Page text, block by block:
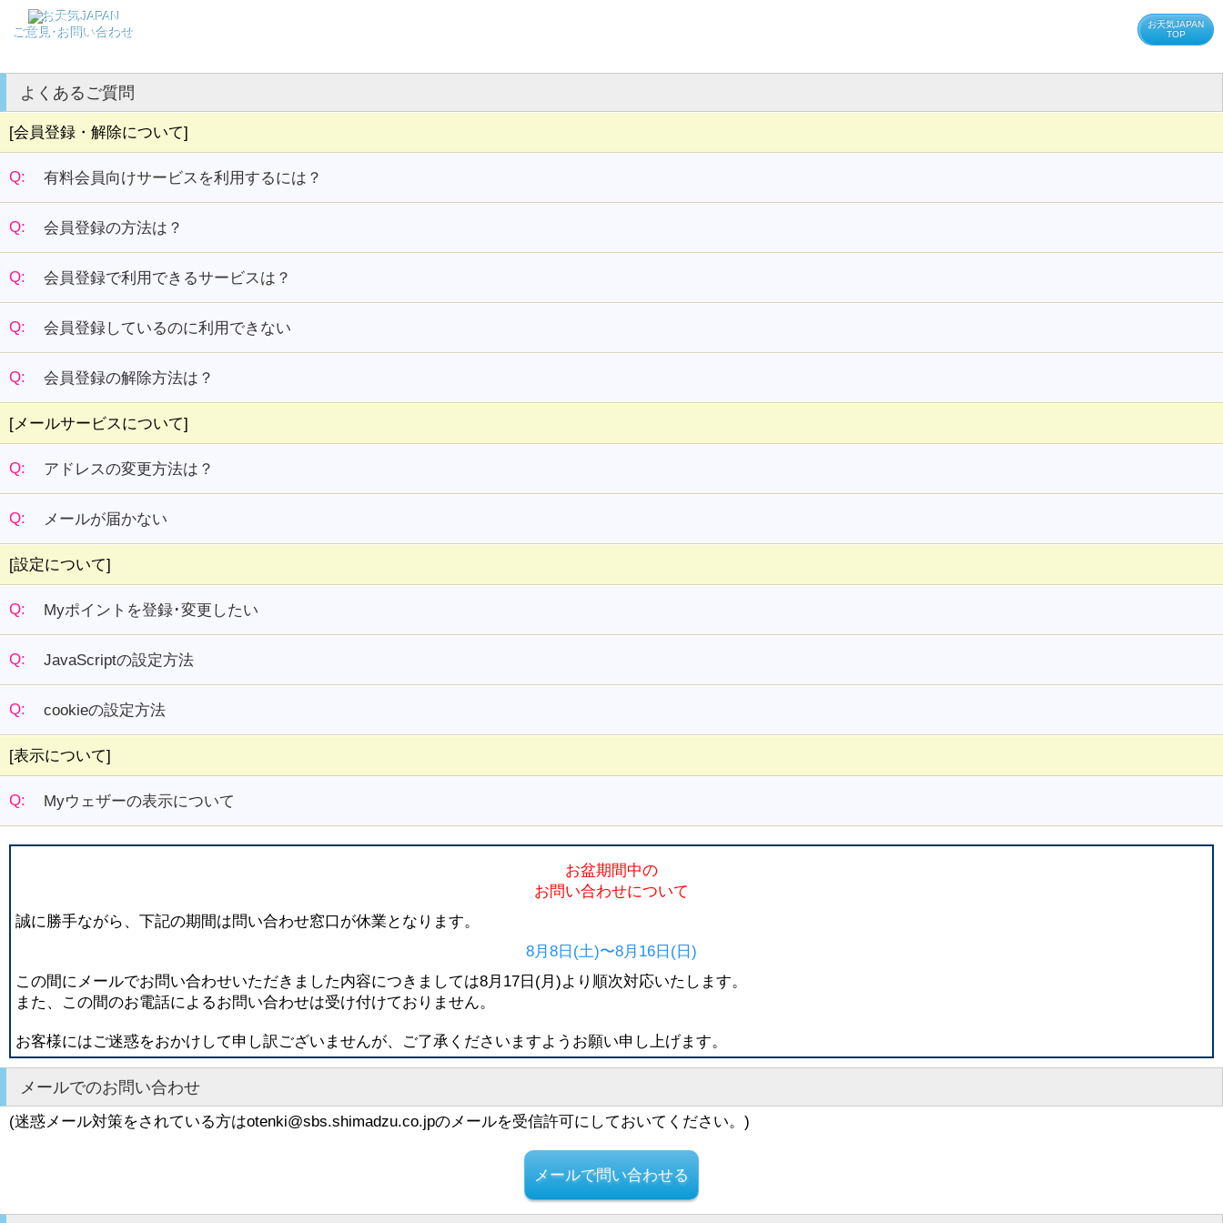
ご意見･お問い合わせ
お天気JAPAN
TOP
よくあるご質問
[会員登録・解除について]
Q: 有料会員向けサービスを利用するには？
Q: 会員登録の方法は？
Q: 会員登録で利用できるサービスは？
Q: 会員登録しているのに利用できない
Q: 会員登録の解除方法は？
[メールサービスについて]
Q: アドレスの変更方法は？
Q: メールが届かない
[設定について]
Q: Myポイントを登録･変更したい
Q: JavaScriptの設定方法
Q: cookieの設定方法
[表示について]
Q: Myウェザーの表示について
お盆期間中の
お問い合わせについて
誠に勝手ながら、下記の期間は問い合わせ窓口が休業となります。
8月8日(土)〜8月16日(日)
この間にメールでお問い合わせいただきました内容につきましては8月17日(月)より順次対応いたします。
また、この間のお電話によるお問い合わせは受け付けておりません。
お客様にはご迷惑をおかけして申し訳ございませんが、ご了承くださいますようお願い申し上げます。
メールでのお問い合わせ
(迷惑メール対策をされている方はotenki@sbs.shimadzu.co.jpのメールを受信許可にしておいてください。)
メールで問い合わせる